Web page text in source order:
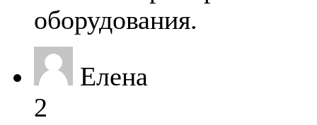
оборудования.
Елена
2